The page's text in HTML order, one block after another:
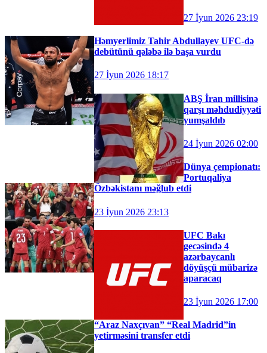
27 İyun 2026 23:19
Həmyerlimiz Tahir Abdullayev UFC-də
debütünü qələbə ilə başa vurdu
27 İyun 2026 18:17
ABŞ İran millisinə
qarşı məhdudiyyəti
yumşaldıb
24 İyun 2026 02:00
Dünya çempionatı:
Portuqaliya
Özbəkistanı məğlub etdi
23 İyun 2026 23:13
UFC Bakı
gecəsində 4
azərbaycanlı
döyüşçü mübarizə
aparacaq
23 İyun 2026 17:00
“Araz Naxçıvan” “Real Madrid”in
yetirməsini transfer etdi